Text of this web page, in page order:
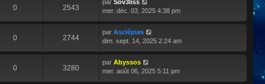
0 2543
par Sov3liss
mer. déc. 03, 2025 4:38 pm
0 2744
par Asclépias
dim. sept. 14, 2025 2:24 am
0 3280
par Abyssos
mer. août 06, 2025 5:11 pm